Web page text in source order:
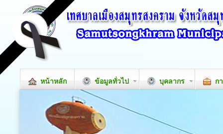
หน้าหลัก ข้อมูลทั่วไป บุคลากร ก